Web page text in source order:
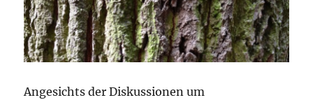
–
Gesellschaft
–
was
brauchts?
Angesichts der Diskussionen um